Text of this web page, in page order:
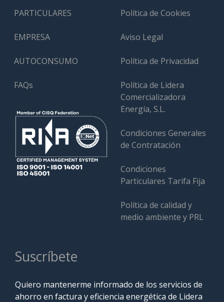
PARTICULARES
EMPRESA
AUTOCONSUMO
FAQs
Política de Cookies
Aviso Legal
Política de Privacidad
Política de Lidera
Comercializadora
Energía, S.L.
Condiciones Generales
de Contratación
Condiciones
Particulares Tarifa Fija
Política de calidad y
medio ambiente y PRL
Suscríbete
Quiero mantenerme informado de los servicios de
ahorro en factura y eficiencia energética de Lidera